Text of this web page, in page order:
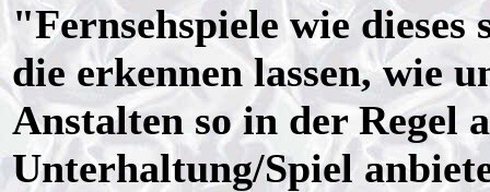
"Fernsehspiele wie dieses
die erkennen lassen, wie
Anstalten so in der Regel
Unterhaltung/Spiel